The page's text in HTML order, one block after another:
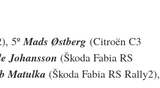
5º Mads Østberg (Citroën C3
Johansson (Škoda Fabia RS
Matulka (Škoda Fabia RS Rally2),